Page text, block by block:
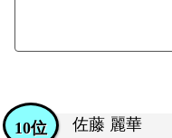
佐藤 麗華
10位